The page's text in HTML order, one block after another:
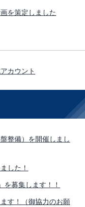
を策定しました
カウント
整備）を開催しまし
した！
を募集します！！
す！（御協力のお願